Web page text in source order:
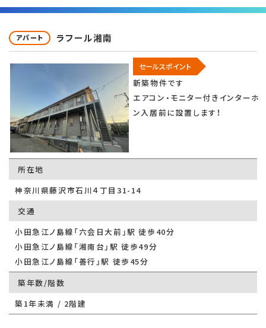
アパート ラフール湘南
セールスポイント
新築物件です
エアコン・モニター付きインターホ
ン入居前に設置します！
所在地
神奈川県藤沢市石川４丁目31-14
交通
小田急江ノ島線「六会日大前」駅 徒歩40分
小田急江ノ島線「湘南台」駅 徒歩49分
小田急江ノ島線「善行」駅 徒歩45分
築年数/階数
築1年未満 / 2階建